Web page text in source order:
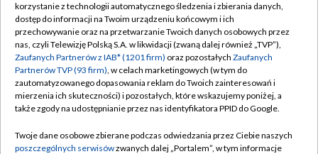
TVP
Abonament TVP
Emisja w TVP
Centrum informacji TVP
Naziemna Telewizja Cyfrowa
Rada Programowa
Regulamin TVP
Polityka prywatności
Moje zgody
Pomoc
Kontakt
korzystanie z technologii automatycznego śledzenia i zbierania danych,
dostęp do informacji na Twoim urządzeniu końcowym i ich
przechowywanie oraz na przetwarzanie Twoich danych osobowych przez
nas, czyli Telewizję Polską S.A. w likwidacji (zwaną dalej również „TVP”),
Zaufanych Partnerów z IAB* (1201 firm) oraz pozostałych Zaufanych
Partnerów TVP (93 firm), w celach marketingowych (w tym do
zautomatyzowanego dopasowania reklam do Twoich zainteresowań i
mierzenia ich skuteczności) i pozostałych, które wskazujemy poniżej, a
także zgody na udostępnianie przez nas identyfikatora PPID do Google.
Twoje dane osobowe zbierane podczas odwiedzania przez Ciebie naszych
poszczególnych serwisówzwanych dalej „Portalem”, w tym informacje